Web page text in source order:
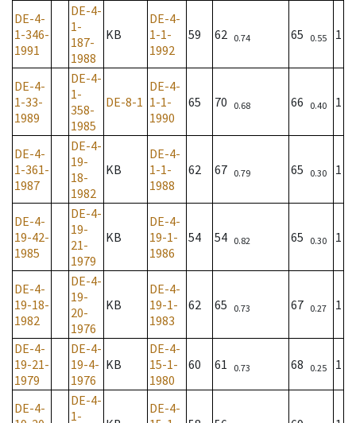
DE-4-
1-346-
1991
DE-4-
1-
187-
1988
KB
DE-4-
1-1-
1992
59 62 0.74 65 0.55 1
DE-4-
1-33-
1989
DE-4-
1-
358-
1985
DE-8-1
DE-4-
1-1-
1990
65 70 0.68 66 0.40 1
DE-4-
1-361-
1987
DE-4-
19-
18-
1982
KB
DE-4-
1-1-
1988
62 67 0.79 65 0.30 1
DE-4-
19-42-
1985
DE-4-
19-
21-
1979
KB
DE-4-
19-1-
1986
54 54 0.82 65 0.30 1
DE-4-
19-18-
1982
DE-4-
19-
20-
1976
KB
DE-4-
19-1-
1983
62 65 0.73 67 0.27 1
DE-4-
19-21-
1979
DE-4-
19-4-
1976
KB
DE-4-
15-1-
1980
60 61 0.73 68 0.25 1
DE-4-
DE-4-
1-
DE-4-